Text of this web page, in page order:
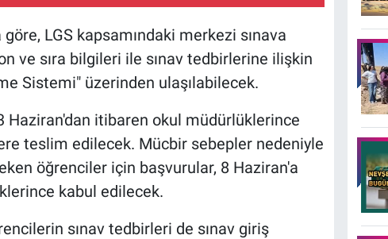
LGS kapsamındaki merkezi sınava
ve sıra bilgileri ile sınav tedbirlerine ilişkin
Sistemi" üzerinden ulaşılabilecek.
Haziran'dan itibaren okul müdürlüklerince
teslim edilecek. Mücbir sebepler nedeniyle
öğrenciler için başvurular, 8 Haziran'a
kabul edilecek.
sınav tedbirleri de sınav giriş